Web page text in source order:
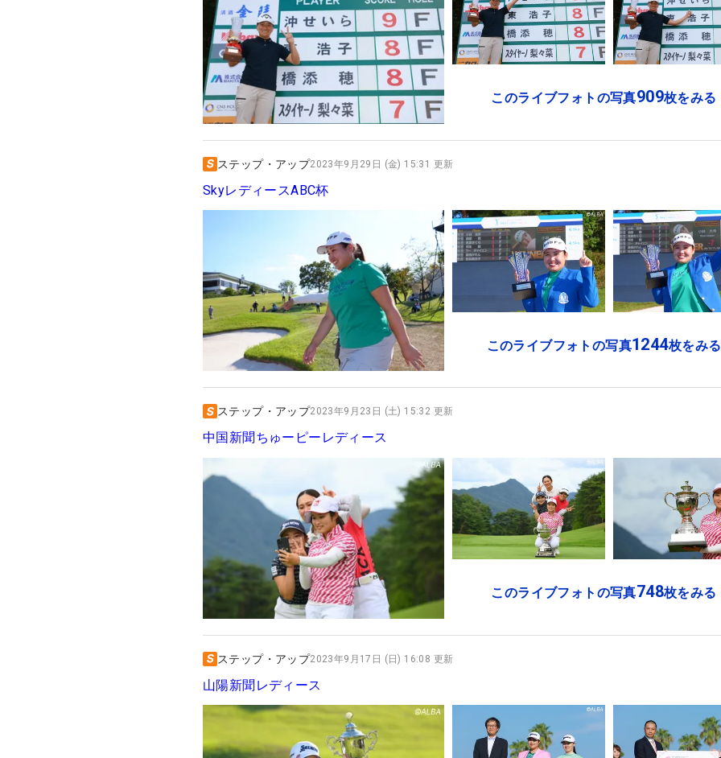
このライブフォトの写真909枚をみる
ステップ・アップ2023年9月29日 (金) 15:31 更新
SkyレディースABC杯
このライブフォトの写真1244枚をみる
ステップ・アップ2023年9月23日 (土) 15:32 更新
中国新聞ちゅーピーレディース
このライブフォトの写真748枚をみる
ステップ・アップ2023年9月17日 (日) 16:08 更新
山陽新聞レディース